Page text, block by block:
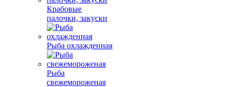
Крабовые
палочки, закуски
Рыба охлажденная
Рыба
свежемороженая